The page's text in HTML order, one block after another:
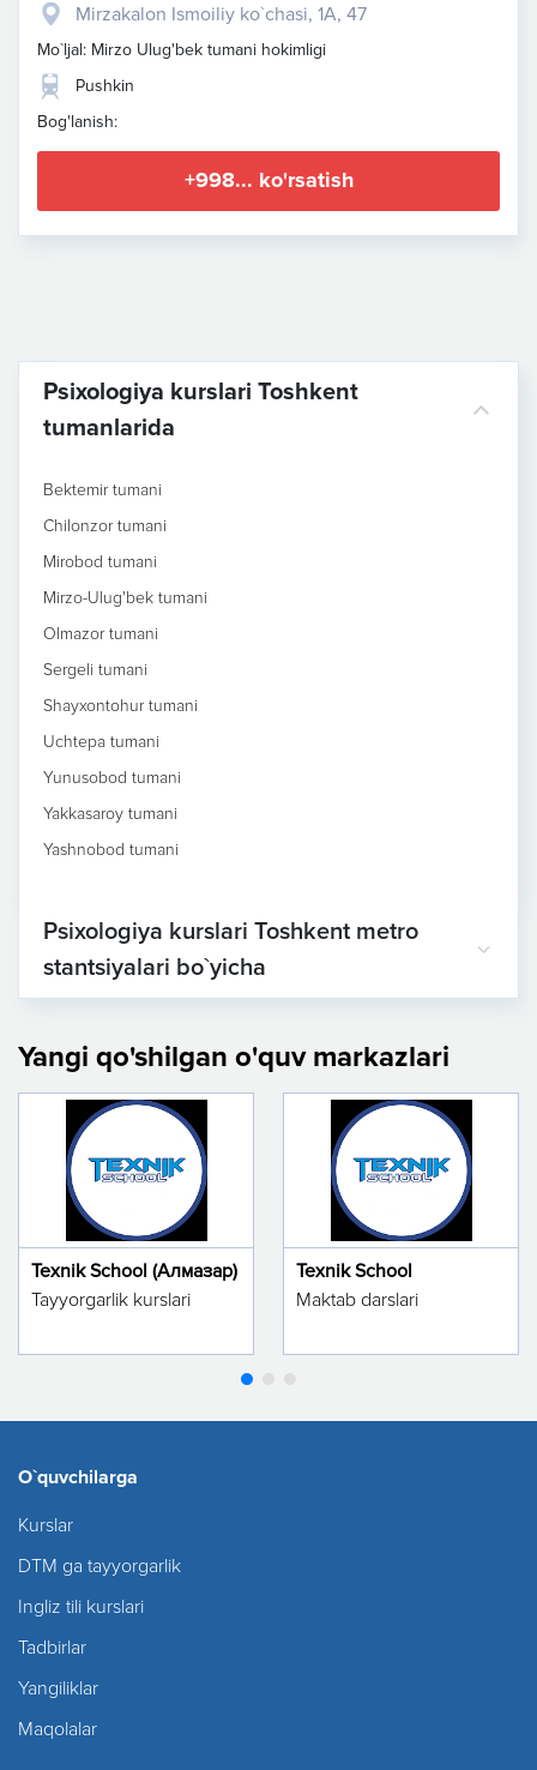
Mirzakalon Ismoiliy ko`chasi, 1A, 47
Mo`ljal: Mirzo Ulug'bek tumani hokimligi
Pushkin
Bog'lanish:
+998... ko'rsatish
Psixologiya kurslari Toshkent
tumanlarida
Bektemir tumani
Chilonzor tumani
Mirobod tumani
Mirzo-Ulug'bek tumani
Olmazor tumani
Sergeli tumani
Shayxontohur tumani
Uchtepa tumani
Yunusobod tumani
Yakkasaroy tumani
Yashnobod tumani
Psixologiya kurslari Toshkent metro
stantsiyalari bo`yicha
Yangi qo'shilgan o'quv markazlari
Texnik School (Алмазар)
Tayyorgarlik kurslari
Texnik School
Maktab darslari
O`quvchilarga
Kurslar
DTM ga tayyorgarlik
Ingliz tili kurslari
Tadbirlar
Yangiliklar
Maqolalar